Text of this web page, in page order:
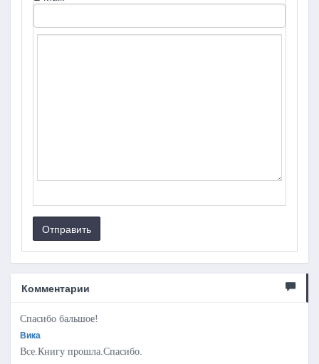
Отправить
Комментарии
Спасибо бальшое!
Вика
Все.Книгу прошла.Спасибо.